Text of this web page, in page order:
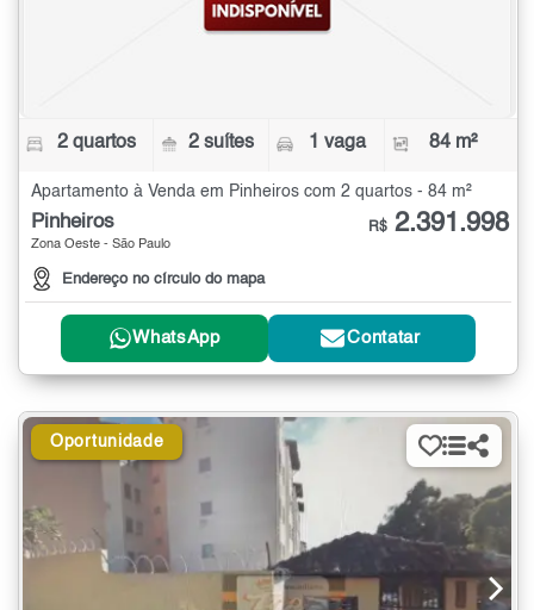
2 quartos 2 suítes 1 vaga 84 m²
Apartamento à Venda em Pinheiros com 2 quartos - 84 m²
Pinheiros
Zona Oeste - São Paulo
Endereço no círculo do mapa
R$ 2.391.998
WhatsApp Contatar
Oportunidade